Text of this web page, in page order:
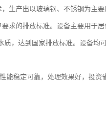
生产出以玻璃钢、不锈钢为主
求的排放标准。设备主要用于
质，达到国家排放标准。设备均
能稳定可靠，处理效果好，投资